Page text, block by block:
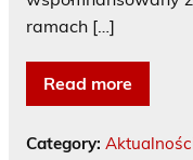
ramach […]
Read more
Category: